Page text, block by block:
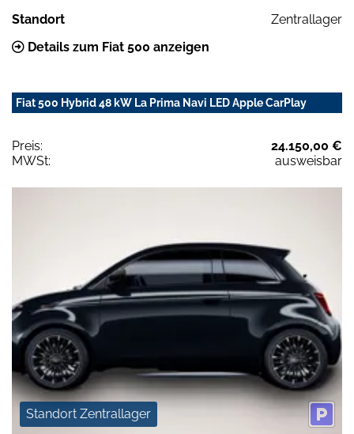
Standort
Zentrallager
Details zum Fiat 500 anzeigen
Fiat 500 Hybrid 48 kW La Prima Navi LED Apple CarPlay
Preis:
24.150,00 €
MWSt:
ausweisbar
Standort Zentrallager